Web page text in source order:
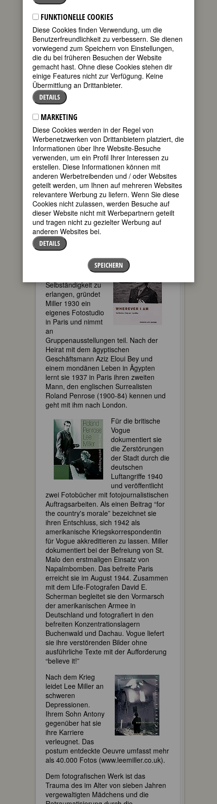
Bundesstaats New
York stammende
Elisabeth Miller
nach Paris.
Selbstbewußt stellt
sie sich dem Fotografen und
Surrealisten Man Ray als “seine
zukünftige Schülerin Lee Miller” vor.
Eine dreijährige, intensive und
produktive Arbeits- und
entwickelt, ausgerüstet mit einer
Rolleiflex, ihre eigene surrealistische
Fotoästhetik. Durch Motivauswahl,
unkonventionelle Perspektiven und
Kontraste schafft sie vieldeutige, die
Wahrnehmung irritierende Bilder. Bis zu
diesem Zeitpunkt war sie es gewohnt,
von männlichen Blicken hinter der
Kamera fixiert zu werden: für ihren Vater
Theodore posierte sie als Aktmodell.
1927 entdeckte Condé Nast, der
Herausgeber von Vogue, die 20jährige
Studentin in New York. Sie machte den
“Garconne-Look” populär und arbeitete
als Modell für Edward Steichen u.a.
Um künstlerische
und wirtschaftliche
Selbständigkeit zu
erlangen, gründet
Miller 1930 ein
eigenes Fotostudio
in Paris und nimmt
an
Gruppenausstellungen teil. Nach der
Heirat mit dem ägyptischen
Geschäftsmann Aziz Eloui Bey und
einem mondänen Leben in Ägypten
lernt sie 1937 in Paris ihren zweiten
Mann, den englischen Surrealisten
Roland Penrose (1900-84) kennen und
geht mit ihm nach London.
Für die britische
Vogue
dokumentiert sie
die Zerstörungen
der Stadt durch die
deutschen
Luftangriffe 1940
und veröffentlicht
zwei Fotobücher mit fotojournalistischen
Auftragsarbeiten. Als einen Beitrag “for
the country's morale” bezeichnet sie
ihren Entschluss, sich 1942 als
amerikanische Kriegskorrespondentin
für Vogue akkreditieren zu lassen. Miller
dokumentiert bei der Befreiung von St.
Malo den erstmaligen Einsatz von
Napalmbomben. Das befreite Paris
erreicht sie im August 1944. Zusammen
mit dem Life-Fotografen David E.
Scherman begleitet sie den Vormarsch
der amerikanischen Armee in
Deutschland und fotografiert in den
befreiten Konzentrationslagern
Buchenwald und Dachau. Vogue liefert
sie ihre verstörenden Bilder ohne
ausführliche Texte mit der Aufforderung
“believe it!”
Nach dem Krieg
leidet Lee Miller an
schweren
Depressionen.
Ihrem Sohn Antony
gegenüber hat sie
ihre Karriere
verleugnet. Das
postum entdeckte Oeuvre umfasst mehr
als 40.000 Fotos (www.leemiller.co.uk).
Dem fotografischen Werk ist das
Trauma des im Alter von sieben Jahren
vergewaltigten Mädchens und die
FUNKTIONELLE COOKIES
Diese Cookies finden Verwendung, um die
Benutzerfreundlichkeit zu verbessern. Sie dienen
vorwiegend zum Speichern von Einstellungen,
die du bei früheren Besuchen der Website
gemacht hast. Ohne diese Cookies stehen dir
einige Features nicht zur Verfügung. Keine
Übermittlung an Drittanbieter.
DETAILS
MARKETING
Diese Cookies werden in der Regel von
Werbenetzwerken von Drittanbietern platziert, die
Informationen über Ihre Website-Besuche
verwenden, um ein Profil Ihrer Interessen zu
erstellen. Diese Informationen können mit
anderen Werbetreibenden und / oder Websites
geteilt werden, um Ihnen auf mehreren Websites
relevantere Werbung zu liefern. Wenn Sie diese
Cookies nicht zulassen, werden Besuche auf
dieser Website nicht mit Werbepartnern geteilt
und tragen nicht zu gezielter Werbung auf
anderen Websites bei.
DETAILS
SPEICHERN